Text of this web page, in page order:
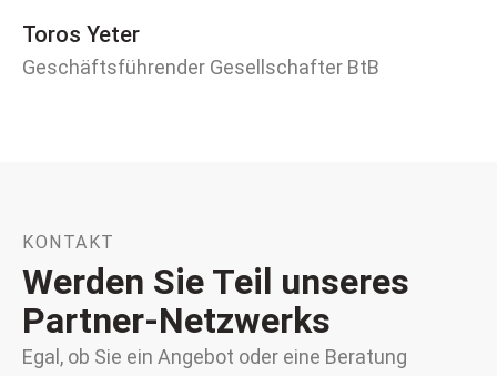
Toros Yeter
Geschäftsführender Gesellschafter BtB
KONTAKT​
Werden Sie Teil unseres
Partner-Netzwerks​
Egal, ob Sie ein Angebot oder eine Beratung